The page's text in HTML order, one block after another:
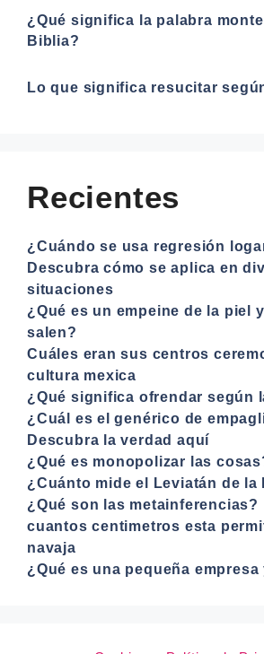
¿Qué significa la palabra
Biblia?
Lo que significa resucitar
Recientes
¿Cuándo se usa regresión
Descubra cómo se aplica en
situaciones
¿Qué es un empeine de la piel
salen?
Cuáles eran sus centros
cultura mexica
¿Qué significa ofrendar según
¿Cuál es el genérico de
Descubra la verdad aquí
¿Qué es monopolizar las
¿Cuánto mide el Leviatán de la
¿Qué son las metainferencias?
cuantos centimetros esta
navaja
¿Qué es una pequeña empresa